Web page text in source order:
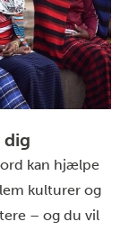
kan hjælpe
kulturer og
– og du vil